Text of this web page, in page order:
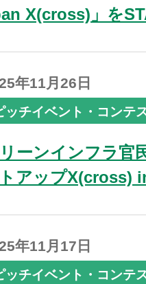
X(cross)」を
年11月26日
ッチイベント・コンテ
ーンインフラ官
アップX(cross)
年11月17日
ッチイベント・コンテ